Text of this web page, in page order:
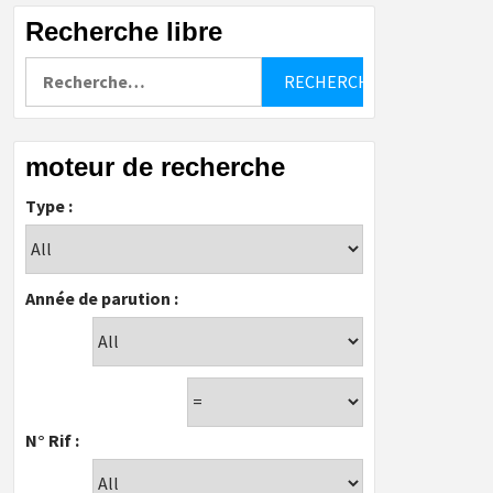
Recherche libre
moteur de recherche
Type :
Année de parution :
N° Rif :